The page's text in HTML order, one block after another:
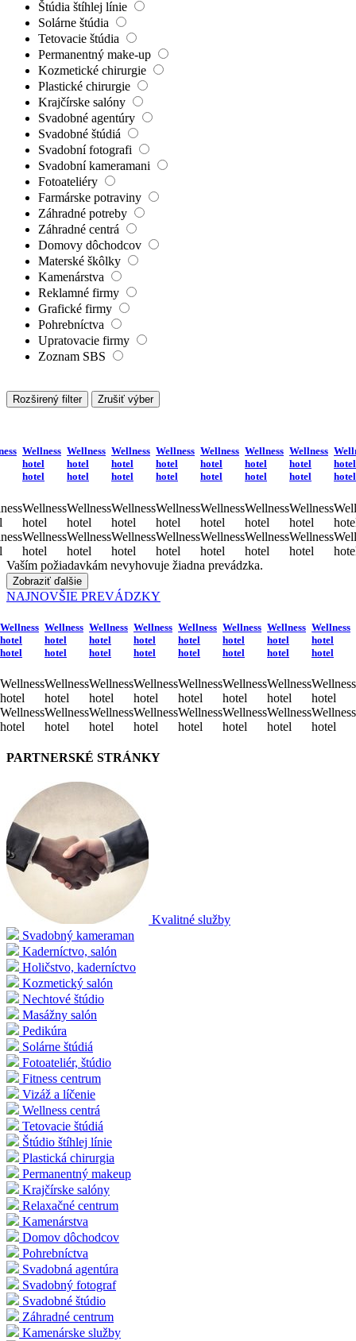
Štúdia štíhlej línie
Solárne štúdia
Tetovacie štúdia
Permanentný make-up
Kozmetické chirurgie
Plastické chirurgie
Krajčírske salóny
Svadobné agentúry
Svadobné štúdiá
Svadobní fotografi
Svadobní kameramani
Fotoateliéry
Farmárske potraviny
Záhradné potreby
Záhradné centrá
Domovy dôchodcov
Materské škôlky
Kamenárstva
Reklamné firmy
Grafické firmy
Pohrebníctva
Upratovacie firmy
Zoznam SBS
Rozširený filter Zrušiť výber
Wellness
hotel
hotel
Wellness
hotel
Wellness
hotel
Wellness
hotel
hotel
Wellness
hotel
Wellness
hotel
Wellness
hotel
hotel
Wellness
hotel
Wellness
hotel
Wellness
hotel
hotel
Wellness
hotel
Wellness
hotel
Wellness
hotel
hotel
Wellness
hotel
Wellness
hotel
Wellness
hotel
hotel
Wellness
hotel
Wellness
hotel
Wellness
hotel
hotel
Wellness
hotel
Wellness
hotel
hotel
hotel
Vaším požiadavkám nevyhovuje žiadna prevádzka.
Zobraziť ďalšie
NAJNOVŠIE PREVÁDZKY
Wellness
hotel
hotel
Wellness
hotel
Wellness
hotel
Wellness
hotel
hotel
Wellness
hotel
Wellness
hotel
Wellness
hotel
hotel
Wellness
hotel
Wellness
hotel
Wellness
hotel
hotel
Wellness
hotel
Wellness
hotel
Wellness
hotel
hotel
Wellness
hotel
Wellness
hotel
Wellness
hotel
hotel
Wellness
hotel
Wellness
hotel
Wellness
hotel
hotel
Wellness
hotel
Wellness
hotel
Wellness
hotel
hotel
Wellness
hotel
Wellness
hotel
PARTNERSKÉ STRÁNKY
Kvalitné služby
Svadobný kameraman
Kaderníctvo, salón
Holičstvo, kaderníctvo
Kozmetický salón
Nechtové štúdio
Masážny salón
Pedikúra
Solárne štúdiá
Fotoateliér, štúdio
Fitness centrum
Vizáž a líčenie
Wellness centrá
Tetovacie štúdiá
Štúdio štíhlej línie
Plastická chirurgia
Permanentný makeup
Krajčírske salóny
Relaxačné centrum
Kamenárstva
Domov dôchodcov
Pohrebníctva
Svadobná agentúra
Svadobný fotograf
Svadobné štúdio
Záhradné centrum
Kamenárske služby